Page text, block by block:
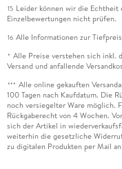
15 Leider können wir die Echtheit
Einzelbewertungen nicht prüfen.
16 Alle Informationen zur
* Alle Preise verstehen sich inkl.
Versand und anfallende
*** Alle online gekauften
100 Tagen nach Kaufdatum. Die
noch versiegelter Ware möglich.
Rückgaberecht von 4 Wochen.
sich der Artikel in
weiterhin die gesetzliche
zu digitalen Produkten per Mail